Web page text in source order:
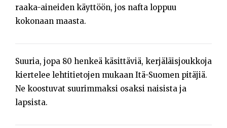
raaka-aineiden käyttöön, jos nafta loppuu
kokonaan maasta.
Suuria, jopa 80 henkeä käsittäviä, kerjäläisjoukkoja
kiertelee lehtitietojen mukaan Itä-Suomen pitäjiä.
Ne koostuvat suurimmaksi osaksi naisista ja
lapsista.